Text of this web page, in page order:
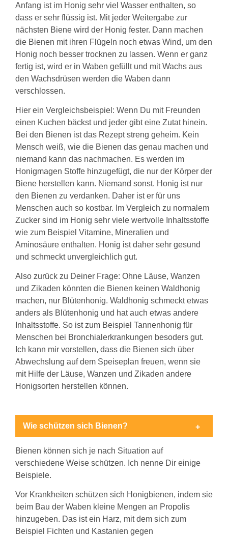
Anfang ist im Honig sehr viel Wasser enthalten, so
dass er sehr flüssig ist. Mit jeder Weitergabe zur
nächsten Biene wird der Honig fester. Dann machen
die Bienen mit ihren Flügeln noch etwas Wind, um den
Honig noch besser trocknen zu lassen. Wenn er ganz
fertig ist, wird er in Waben gefüllt und mit Wachs aus
den Wachsdrüsen werden die Waben dann
verschlossen.
Hier ein Vergleichsbeispiel: Wenn Du mit Freunden
einen Kuchen bäckst und jeder gibt eine Zutat hinein.
Bei den Bienen ist das Rezept streng geheim. Kein
Mensch weiß, wie die Bienen das genau machen und
niemand kann das nachmachen. Es werden im
Honigmagen Stoffe hinzugefügt, die nur der Körper der
Biene herstellen kann. Niemand sonst. Honig ist nur
den Bienen zu verdanken. Daher ist er für uns
Menschen auch so kostbar. Im Vergleich zu normalem
Zucker sind im Honig sehr viele wertvolle Inhaltsstoffe
wie zum Beispiel Vitamine, Mineralien und
Aminosäure enthalten. Honig ist daher sehr gesund
und schmeckt unvergleichlich gut.
Also zurück zu Deiner Frage: Ohne Läuse, Wanzen
und Zikaden könnten die Bienen keinen Waldhonig
machen, nur Blütenhonig. Waldhonig schmeckt etwas
anders als Blütenhonig und hat auch etwas andere
Inhaltsstoffe. So ist zum Beispiel Tannenhonig für
Menschen bei Bronchialerkrankungen besoders gut.
Ich kann mir vorstellen, dass die Bienen sich über
Abwechslung auf dem Speiseplan freuen, wenn sie
mit Hilfe der Läuse, Wanzen und Zikaden andere
Honigsorten herstellen können.
Wie schützen sich Bienen?
Bienen können sich je nach Situation auf
verschiedene Weise schützen. Ich nenne Dir einige
Beispiele.
Vor Krankheiten schützen sich Honigbienen, indem sie
beim Bau der Waben kleine Mengen an Propolis
hinzugeben. Das ist ein Harz, mit dem sich zum
Beispiel Fichten und Kastanien gegen